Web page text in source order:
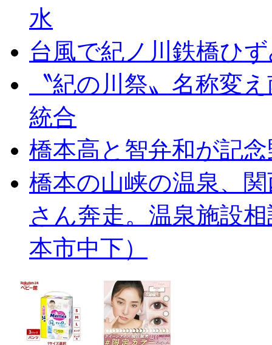
水
台風で紀ノ川鉄橋ひ
〝紀の川祭〟名称変
統合
橋本高と智弁和が記
橋本の山峡の温泉、
さん奔走。温泉施設
本市中下）